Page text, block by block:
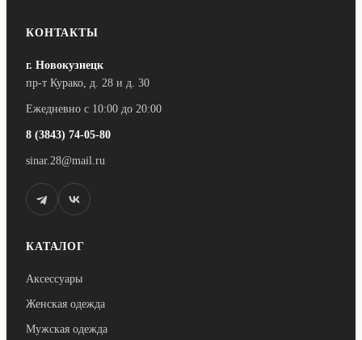
КОНТАКТЫ
г. Новокузнецк
пр-т Курако, д. 28 и д. 30
Ежедневно с 10:00 до 20:00
8 (3843) 74-05-80
sinar.28@mail.ru
КАТАЛОГ
Аксессуары
Женская одежда
Мужская одежда